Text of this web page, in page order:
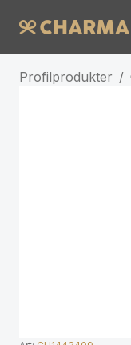
Profilprodukter /